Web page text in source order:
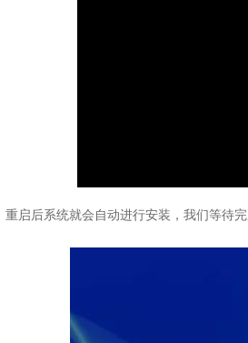
重启后系统就会自动进行安装，我们等待